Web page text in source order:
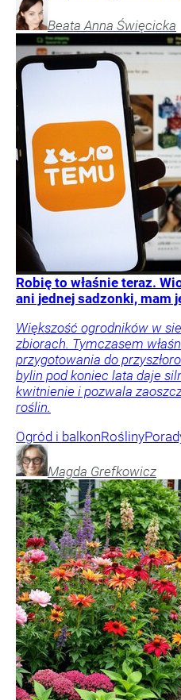
Beata Anna Święcicka
Robię to właśnie teraz.
ani jednej sadzonki, mam
Większość ogrodników w
zbiorach. Tymczasem
przygotowania do
bylin pod koniec lata daje
kwitnienie i pozwala
roślin.
Ogród i balkonRośliny
Magda Grefkowicz